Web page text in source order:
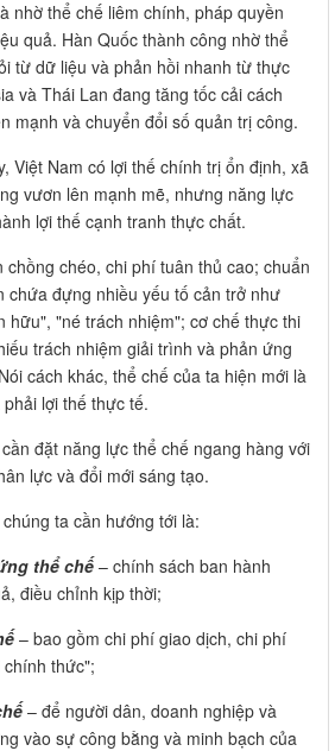
nhờ thể chế liêm chính, pháp quyền
quả. Hàn Quốc thành công nhờ thể
từ dữ liệu và phản hồi nhanh từ thực
và Thái Lan đang tăng tốc cải cách
mạnh và chuyển đổi số quản trị công.
Việt Nam có lợi thế chính trị ổn định, xã
vươn lên mạnh mẽ, nhưng năng lực
lợi thế cạnh tranh thực chất.
chồng chéo, chi phí tuân thủ cao; chuẩn
chứa đựng nhiều yếu tố cản trở như
hữu", "né trách nhiệm"; cơ chế thực thi
trách nhiệm giải trình và phản ứng
cách khác, thể chế của ta hiện mới là
lợi thế thực tế.
đặt năng lực thể chế ngang hàng với
lực và đổi mới sáng tạo.
ta cần hướng tới là:
thể chế– chính sách ban hành
điều chỉnh kịp thời;
– bao gồm chi phí giao dịch, chi phí
thức";
– để người dân, doanh nghiệp và
vào sự công bằng và minh bạch của